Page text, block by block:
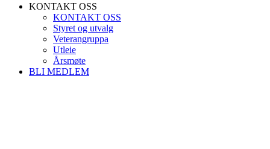
KONTAKT OSS
KONTAKT OSS
Styret og utvalg
Veterangruppa
Utleie
Årsmøte
BLI MEDLEM